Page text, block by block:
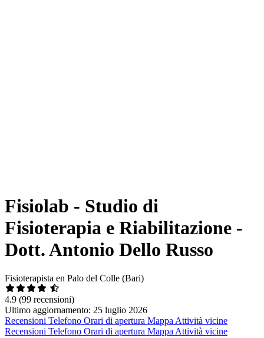
Fisiolab - Studio di
Fisioterapia e Riabilitazione -
Dott. Antonio Dello Russo
Fisioterapista en Palo del Colle (Bari)
4.9 (99 recensioni)
Ultimo aggiornamento: 25 luglio 2026
Recensioni Telefono Orari di apertura Mappa Attività vicine
Recensioni Telefono Orari di apertura Mappa Attività vicine